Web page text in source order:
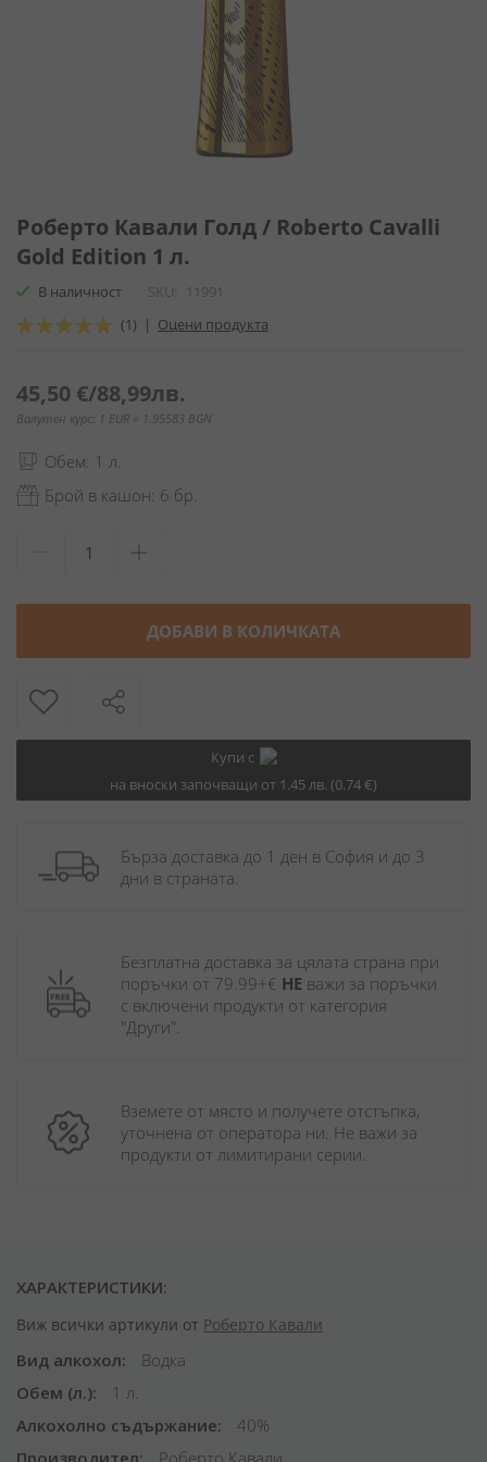
към
началото
на
галерия
снимки
Роберто Кавали Голд / Roberto Cavalli
Gold Edition 1 л.
В наличност SKU
11991
Оценка:
(1) | Оцени продукта
45,50 €/88,99лв.
Валутен курс: 1 EUR = 1.95583 BGN
Обем: 1 л.
Брой в кашон: 6 бр.
ДОБАВИ В КОЛИЧКАТА
Купи с
на вноски започващи от 1.45 лв. (0.74 €)
Бърза доставка до 1 ден в София и до 3
дни в страната.
Безплатна доставка за цялата страна при
поръчки от 79.99+€ НЕ важи за поръчки
с включени продукти от категория
"Други".
Вземете от място и получете отстъпка,
уточнена от оператора ни. Не важи за
продукти от лимитирани серии.
ХАРАКТЕРИСТИКИ:
Виж всички артикули от Роберто Кавали
Вид алкохол
Водка
Обем (л.)
1 л.
Алкохолно съдържание
40%
Производител
Роберто Кавали